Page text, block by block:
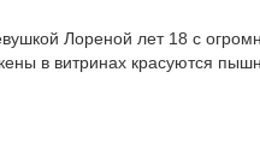
Лореной лет 18 с
в витринах красуются